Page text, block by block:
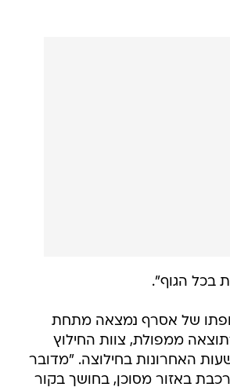
בכל הגוף".
של אסרף נמצאה מתחת
ממפולת, צוות החילוץ
האחרונות בחילוצה. "מדובר
באזור מסוכן, בחושך בקור